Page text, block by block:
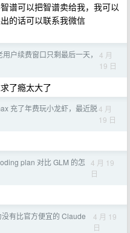
谱可以把智谱卖给我，我可以
的话可以联系我微信
用户续费窗口只剩最后一天，
4 月
19 日
了瘾太大了
充了年费玩小龙虾，最近脱4 月
19 日
plan 对比 GLM 的怎 4 月 19
日
有比官方便宜的 Claude
4 月 19
日